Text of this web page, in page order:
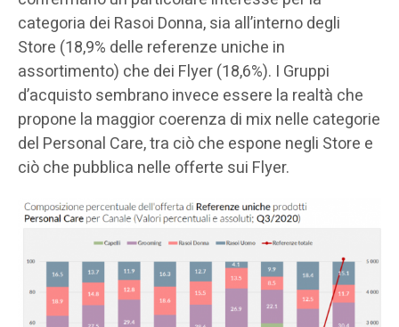
categoria dei Rasoi Donna, sia all’interno degli
Store (18,9% delle referenze uniche in
assortimento) che dei Flyer (18,6%). I Gruppi
d’acquisto sembrano invece essere la realtà che
propone la maggior coerenza di mix nelle categorie
del Personal Care, tra ciò che espone negli Store e
ciò che pubblica nelle offerte sui Flyer.